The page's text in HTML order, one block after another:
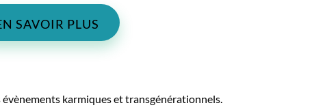
SAVOIR PLUS
évènements karmiques et transgénérationnels.